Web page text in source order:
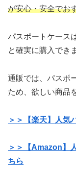
が安心・安全でお
パスポートケース
と確実に購入でき
通販では、パスポ
ため、欲しい商品
＞＞【楽天】人気
＞＞【Amazon】
ちら